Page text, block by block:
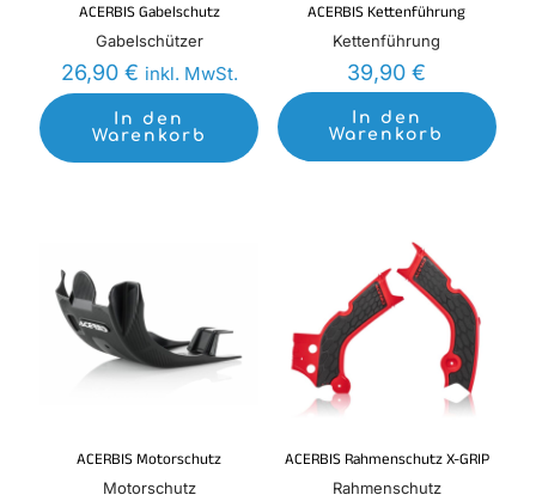
ACERBIS Gabelschutz
Gabelschützer
26,90 € inkl. MwSt.
In den
Warenkorb
ACERBIS Kettenführung
Kettenführung
39,90€
In den
Warenkorb
ACERBIS Motorschutz
Motorschutz
ACERBIS Rahmenschutz X-GRIP
Rahmenschutz